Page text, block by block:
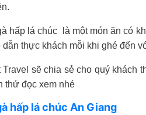
hấp lá chúc là một món ăn có
thực khách mỗi khi ghé đến
sẽ chia sẻ cho quý khách
thử đọc xem nhé
hấp lá chúc An Giang